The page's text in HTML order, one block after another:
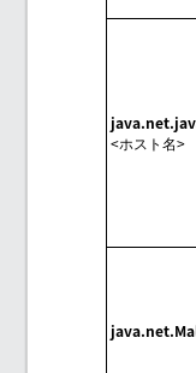
<ホスト名>